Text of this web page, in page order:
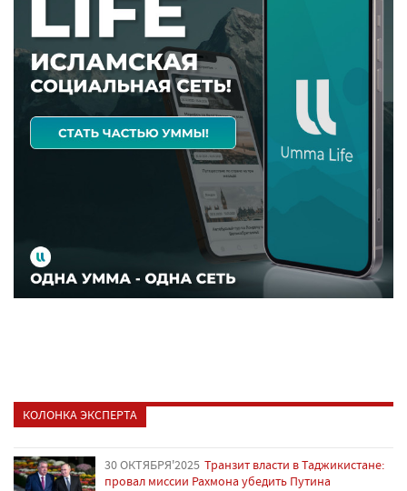
КОЛОНКА ЭКСПЕРТА
30 ОКТЯБРЯ'2025 Транзит власти в Таджикистане:
провал миссии Рахмона убедить Путина